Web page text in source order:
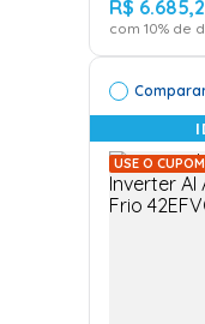
R$ 6.685,
com 10% de
USE O